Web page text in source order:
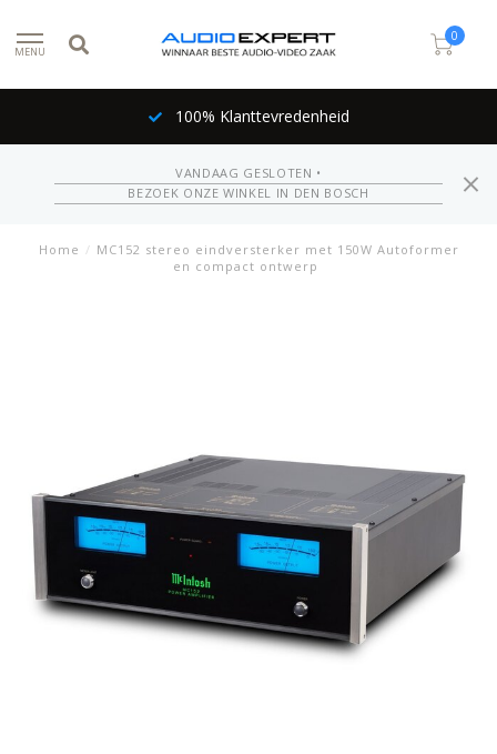
MENU
0
100% Klanttevredenheid
VANDAAG GESLOTEN •
BEZOEK ONZE WINKEL IN DEN BOSCH
Home / MC152 stereo eindversterker met 150W Autoformer
en compact ontwerp